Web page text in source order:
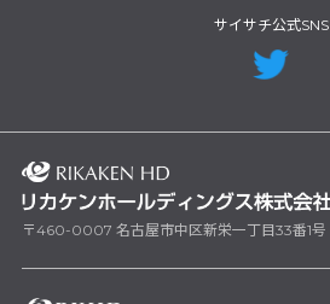
サイサチ公式SNS
〒460-0007 名古屋市中区新栄一丁目33番1号